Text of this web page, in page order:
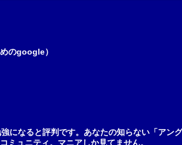
のgoogle）
になると評判です。あなたの知らない「ア
ミュニティ。マニアしか見てません。